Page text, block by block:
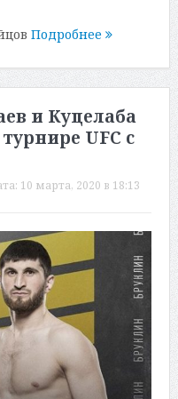
Подробнее
и Куцелаба
UFC с
10 марта, 2020 в 18:13